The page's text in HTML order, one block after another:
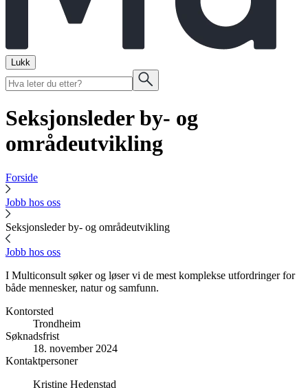
Lukk
Seksjonsleder by- og
områdeutvikling
Forside
Jobb hos oss
Seksjonsleder by- og områdeutvikling
Jobb hos oss
I Multiconsult søker og løser vi de mest komplekse utfordringer for
både mennesker, natur og samfunn.
Kontorsted
Trondheim
Søknadsfrist
18. november 2024
Kontaktpersoner
Kristine Hedenstad